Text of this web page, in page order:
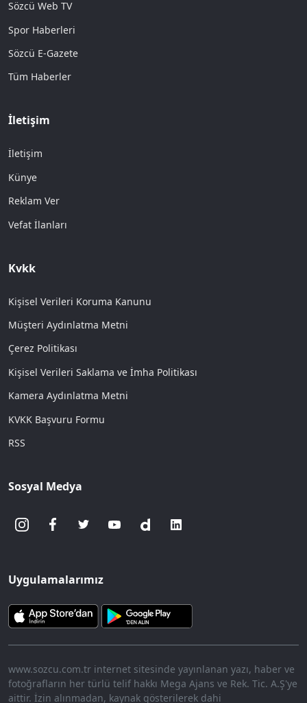
Sözcü Web TV
Spor Haberleri
Sözcü E-Gazete
Tüm Haberler
İletişim
İletişim
Künye
Reklam Ver
Vefat İlanları
Kvkk
Kişisel Verileri Koruma Kanunu
Müşteri Aydınlatma Metni
Çerez Politikası
Kişisel Verileri Saklama ve İmha Politikası
Kamera Aydınlatma Metni
KVKK Başvuru Formu
RSS
Sosyal Medya
Uygulamalarımız
www.sozcu.com.tr internet sitesinde yayınlanan yazı, haber ve
fotoğrafların her türlü telif hakkı Mega Ajans ve Rek. Tic. A.Ş'ye
aittir. İzin alınmadan, kaynak gösterilerek dahi